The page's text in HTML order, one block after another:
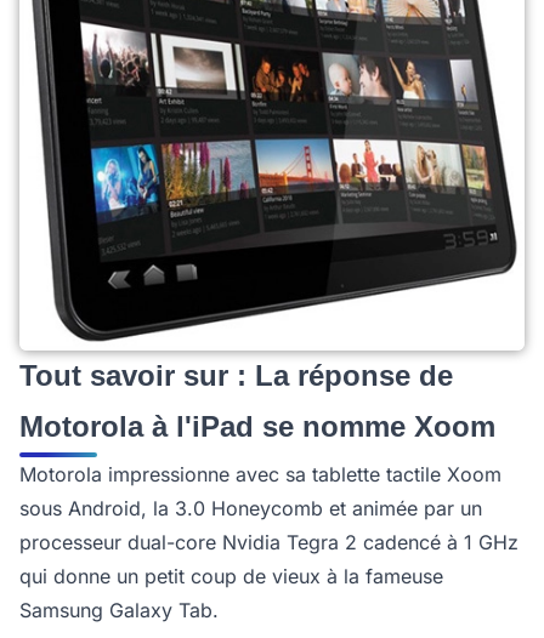
Tout savoir sur : La réponse de
Motorola à l'iPad se nomme Xoom
Motorola impressionne avec sa tablette tactile Xoom
sous Android, la 3.0 Honeycomb et animée par un
processeur dual-core Nvidia Tegra 2 cadencé à 1 GHz
qui donne un petit coup de vieux à la fameuse
Samsung Galaxy Tab.